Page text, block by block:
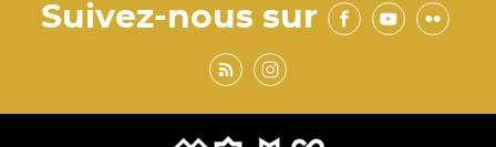
Suivez-nous sur